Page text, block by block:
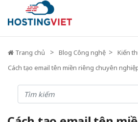
Trang chủ Blog Công nghệ
Kiến
Cách tạo email tên miền riêng chuyên